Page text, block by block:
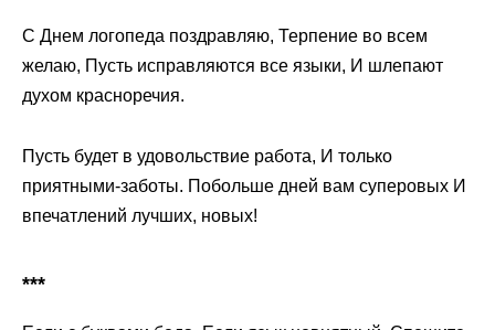
С Днем логопеда поздравляю, Терпение во всем
желаю, Пусть исправляются все языки, И шлепают
духом красноречия.
Пусть будет в удовольствие работа, И только
приятными-заботы. Побольше дней вам суперовых И
впечатлений лучших, новых!
***